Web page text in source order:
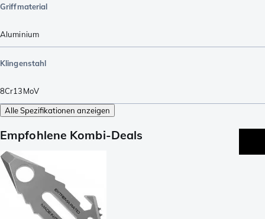
Griffmaterial
Aluminium
Klingenstahl
8Cr13MoV
Alle Spezifikationen anzeigen
Empfohlene Kombi-Deals